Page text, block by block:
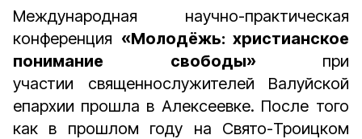
Международная научно-практическая
конференция «Молодёжь: христианское
понимание свободы» при
участии священнослужителей Валуйской
епархии прошла в Алексеевке. После того
как в прошлом году на Свято-Троицком